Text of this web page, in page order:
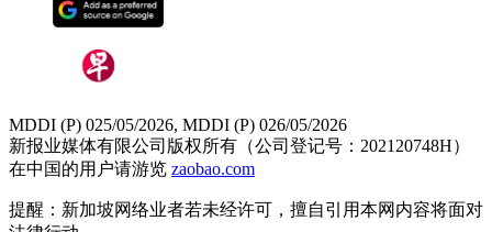
MDDI (P) 025/05/2026, MDDI (P) 026/05/2026
新报业媒体有限公司版权所有（公司登记号：202120748H）
在中国的用户请游览 zaobao.com
提醒：新加坡网络业者若未经许可，擅自引用本网内容将面对